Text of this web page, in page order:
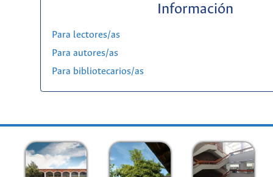
Información
Para lectores/as
Para autores/as
Para bibliotecarios/as